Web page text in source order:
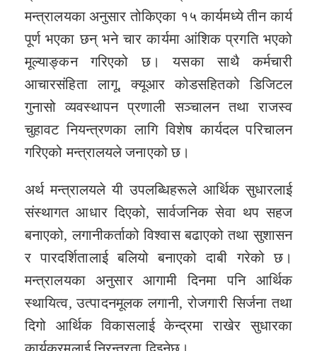
मन्त्रालयका अनुसार तोकिएका १५ कार्यमध्ये तीन कार्य
पूर्ण भएका छन् भने चार कार्यमा आंशिक प्रगति भएको
मूल्याङ्कन गरिएको छ। यसका साथै कर्मचारी
आचारसंहिता लागू, क्यूआर कोडसहितको डिजिटल
गुनासो व्यवस्थापन प्रणाली सञ्चालन तथा राजस्व
चुहावट नियन्त्रणका लागि विशेष कार्यदल परिचालन
गरिएको मन्त्रालयले जनाएको छ।
अर्थ मन्त्रालयले यी उपलब्धिहरूले आर्थिक सुधारलाई
संस्थागत आधार दिएको, सार्वजनिक सेवा थप सहज
बनाएको, लगानीकर्ताको विश्वास बढाएको तथा सुशासन
र पारदर्शितालाई बलियो बनाएको दाबी गरेको छ।
मन्त्रालयका अनुसार आगामी दिनमा पनि आर्थिक
स्थायित्व, उत्पादनमूलक लगानी, रोजगारी सिर्जना तथा
दिगो आर्थिक विकासलाई केन्द्रमा राखेर सुधारका